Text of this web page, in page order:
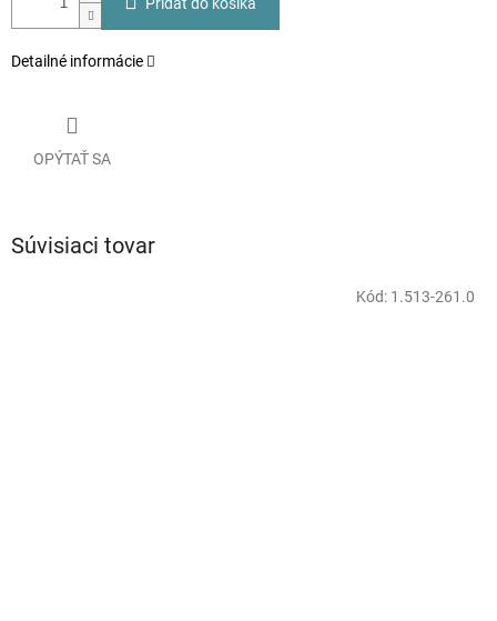
Detailné informácie
OPÝTAŤ SA
Súvisiaci tovar
Kód: 1.513-261.0